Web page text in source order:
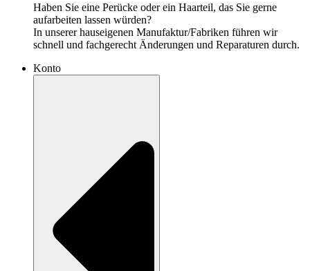
Haben Sie eine Perücke oder ein Haarteil, das Sie gerne
aufarbeiten lassen würden?
In unserer hauseigenen Manufaktur/Fabriken führen wir
schnell und fachgerecht Änderungen und Reparaturen durch.
Konto